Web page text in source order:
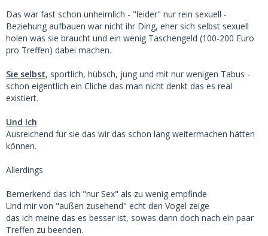
Das war fast schon unheimlich - "leider" nur rein sexuell -
Beziehung aufbauen war nicht ihr Ding, eher sich selbst sexuell
holen was sie braucht und ein wenig Taschengeld (100-200 Euro
pro Treffen) dabei machen.
Sie selbst, sportlich, hübsch, jung und mit nur wenigen Tabus -
schon eigentlich ein Cliche das man nicht denkt das es real
existiert.
Und Ich
Ausreichend für sie das wir das schon lang weitermachen hätten
können.
Allerdings
Bemerkend das ich "nur Sex" als zu wenig empfinde
Und mir von "außen zusehend" echt den Vogel zeige
das ich meine das es besser ist, sowas dann doch nach ein paar
Treffen zu beenden.